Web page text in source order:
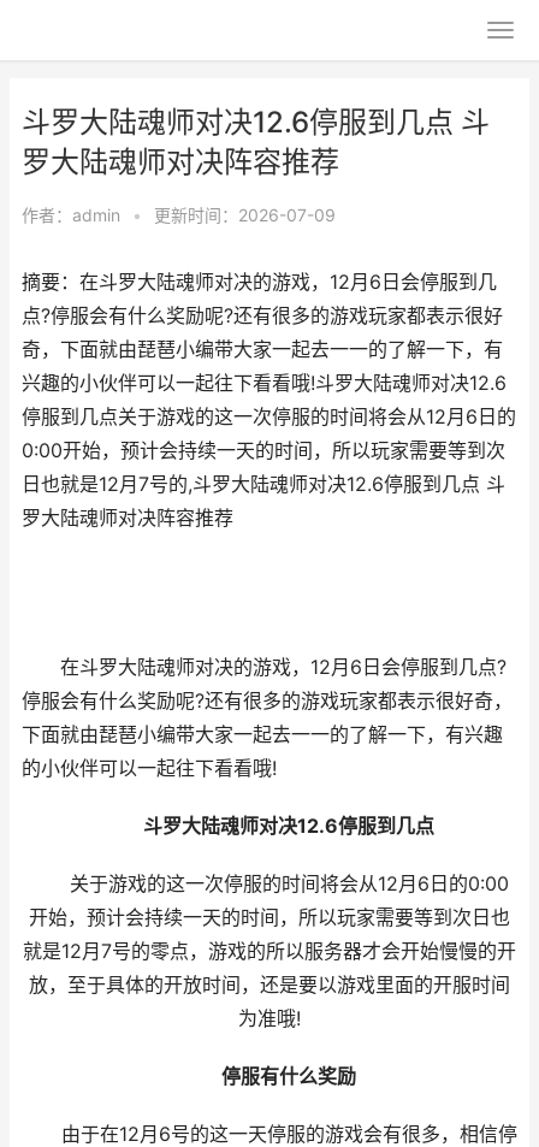
斗罗大陆魂师对决12.6停服到几点 斗
罗大陆魂师对决阵容推荐
作者： admin • 更新时间：2026-07-09
摘要：在斗罗大陆魂师对决的游戏，12月6日会停服到几
点?停服会有什么奖励呢?还有很多的游戏玩家都表示很好
奇，下面就由琵琶小编带大家一起去一一的了解一下，有
兴趣的小伙伴可以一起往下看看哦!斗罗大陆魂师对决12.6
停服到几点关于游戏的这一次停服的时间将会从12月6日的
0:00开始，预计会持续一天的时间，所以玩家需要等到次
日也就是12月7号的,斗罗大陆魂师对决12.6停服到几点 斗
罗大陆魂师对决阵容推荐
在斗罗大陆魂师对决的游戏，12月6日会停服到几点?
停服会有什么奖励呢?还有很多的游戏玩家都表示很好奇，
下面就由琵琶小编带大家一起去一一的了解一下，有兴趣
的小伙伴可以一起往下看看哦!
斗罗大陆魂师对决12.6停服到几点
关于游戏的这一次停服的时间将会从12月6日的0:00
开始，预计会持续一天的时间，所以玩家需要等到次日也
就是12月7号的零点，游戏的所以服务器才会开始慢慢的开
放，至于具体的开放时间，还是要以游戏里面的开服时间
为准哦!
停服有什么奖励
由于在12月6号的这一天停服的游戏会有很多，相信停